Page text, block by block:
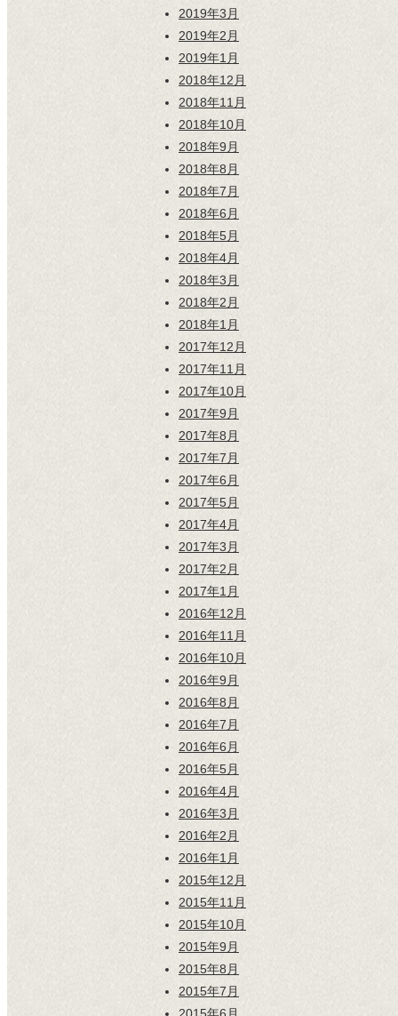
2019年3月
2019年2月
2019年1月
2018年12月
2018年11月
2018年10月
2018年9月
2018年8月
2018年7月
2018年6月
2018年5月
2018年4月
2018年3月
2018年2月
2018年1月
2017年12月
2017年11月
2017年10月
2017年9月
2017年8月
2017年7月
2017年6月
2017年5月
2017年4月
2017年3月
2017年2月
2017年1月
2016年12月
2016年11月
2016年10月
2016年9月
2016年8月
2016年7月
2016年6月
2016年5月
2016年4月
2016年3月
2016年2月
2016年1月
2015年12月
2015年11月
2015年10月
2015年9月
2015年8月
2015年7月